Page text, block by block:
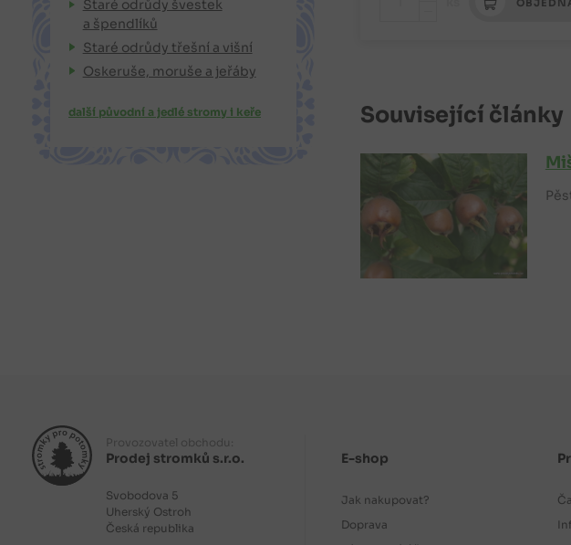
Související články
Staré odrůdy švestek
a špendlíků
Staré odrůdy třešní a višní
Oskeruše, moruše a jeřáby
další původní a jedlé stromy i keře
Provozovatel obchodu:
Prodej stromků s.r.o.
Svobodova 5
Uherský Ostroh
Česká republika
E-shop
Jak nakupovat?
Doprava